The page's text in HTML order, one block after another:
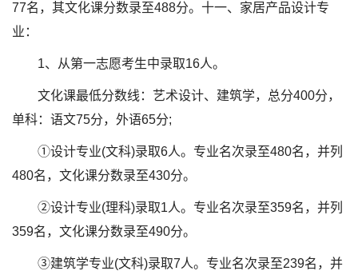
77名，其文化课分数录至488分。十一、家居产品设计专
业：
1、从第一志愿考生中录取16人。
文化课最低分数线：艺术设计、建筑学，总分400分，
单科：语文75分，外语65分;
①设计专业(文科)录取6人。专业名次录至480名，并列
480名，文化课分数录至430分。
②设计专业(理科)录取1人。专业名次录至359名，并列
359名，文化课分数录至490分。
③建筑学专业(文科)录取7人。专业名次录至239名，并